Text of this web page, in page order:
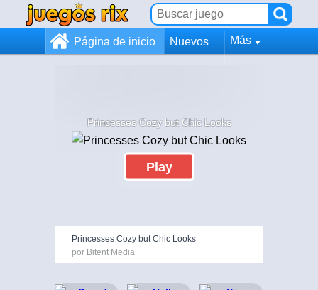
Página de inicio Nuevos Más
Princesses Cozy but Chic Looks
Play
Princesses Cozy but Chic Looks
por Bitent Media